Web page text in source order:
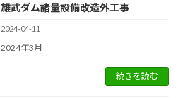
雄武ダム諸量設備改造外工事
2024-04-11
2024年3月
続きを読む